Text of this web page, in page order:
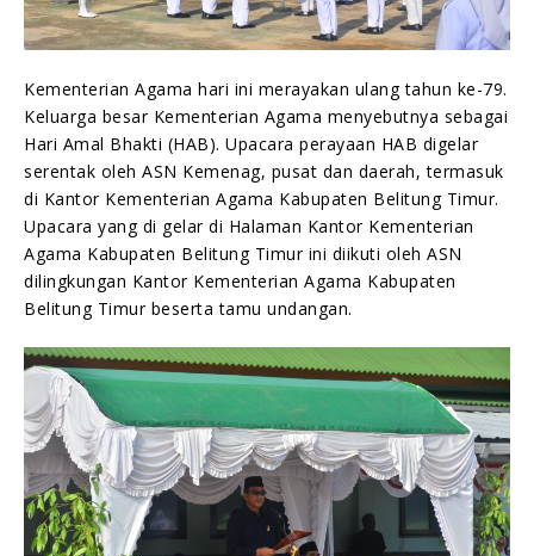
Kementerian Agama hari ini merayakan ulang tahun ke-79.
Keluarga besar Kementerian Agama menyebutnya sebagai
Hari Amal Bhakti (HAB). Upacara perayaan HAB digelar
serentak oleh ASN Kemenag, pusat dan daerah, termasuk
di Kantor Kementerian Agama Kabupaten Belitung Timur.
Upacara yang di gelar di Halaman Kantor Kementerian
Agama Kabupaten Belitung Timur ini diikuti oleh ASN
dilingkungan Kantor Kementerian Agama Kabupaten
Belitung Timur beserta tamu undangan.